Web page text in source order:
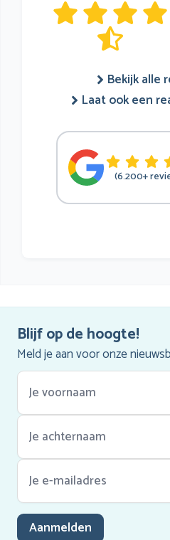
Bekijk alle
Laat ook een
(6.200+
Blijf op de hoogte!
Meld je aan voor onze
Aanmelden